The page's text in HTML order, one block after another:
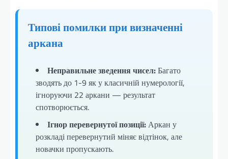
Типові помилки при визначенні
аркана
Неправильне зведення чисел:Багато
зводять до 1-9 як у класичній нумерології,
ігноруючи 22 аркани — результат
спотворюється.
Ігнор перевернутої позиції:Аркан у
розкладі перевернутий міняє відтінок, але
новачки пропускають.